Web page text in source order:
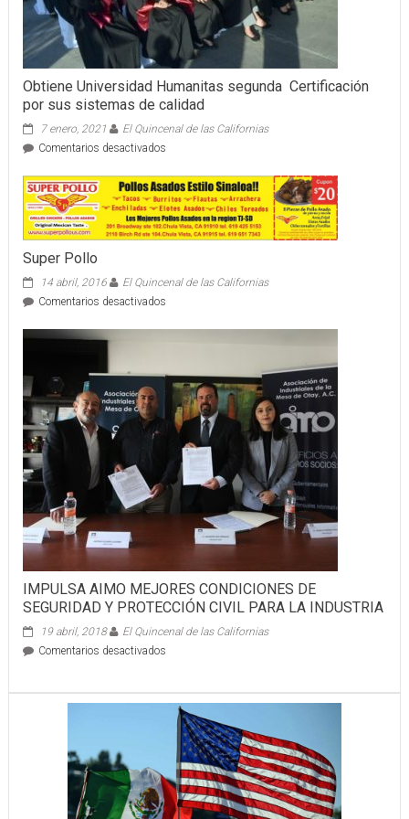
Obtiene Universidad Humanitas segunda Certificación
por sus sistemas de calidad
7 enero, 2021
El Quincenal de las Californias
Comentarios desactivadosen
Universidad
Humanitas
segunda
Certificación
sistemas
Super Pollo
14 abril, 2016
El Quincenal de las Californias
Comentarios desactivadosen
Pollo
IMPULSA AIMO MEJORES CONDICIONES DE
SEGURIDAD Y PROTECCIÓN CIVIL PARA LA INDUSTRIA
19 abril, 2018
El Quincenal de las Californias
Comentarios desactivadosen
CONDICIONES
SEGURIDAD
PROTECCIÓN
CIVIL
PARA